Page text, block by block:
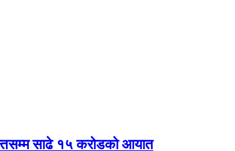
साढे १५ करोडको आयात